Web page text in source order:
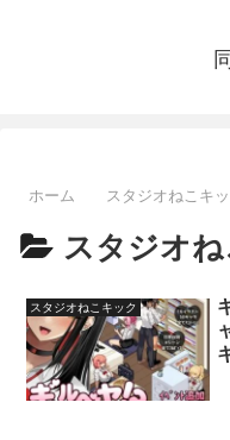
ホーム スタジオねこキ
スタジオ
スタジオねこキック